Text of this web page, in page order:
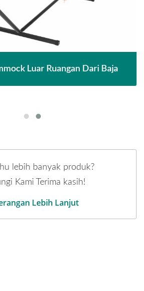
Luar Ruangan Dari Baja
lebih banyak produk?
Kami Terima kasih!
Lebih Lanjut